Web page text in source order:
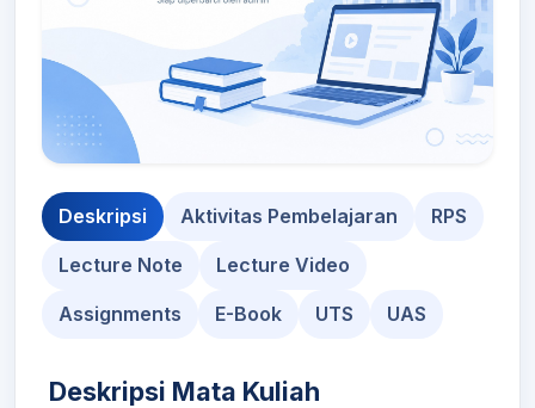
Deskripsi Aktivitas Pembelajaran RPS
Lecture Note Lecture Video
Assignments E-Book UTS UAS
Deskripsi Mata Kuliah